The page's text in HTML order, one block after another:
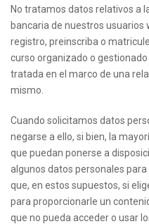
No tratamos datos relativos a
bancaria de nuestros usuarios
registro, preinscriba o
curso organizado o
tratada en el marco de una
mismo.
Cuando solicitamos datos
negarse a ello, si bien, la
que puedan ponerse a
algunos datos personales
que, en estos supuestos, si
para proporcionarle un
que no pueda acceder o usar